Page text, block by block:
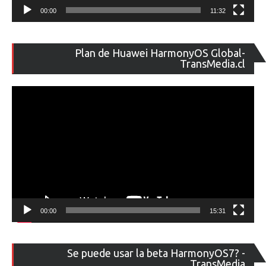
00:00 11:32
Plan de Huawei HarmonyOS Global-
TransMedia.cl
de
00:00 15:31
Se puede usar la beta HarmonyOS7? -
TransMedia
de